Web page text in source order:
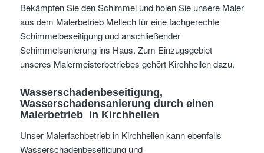
Bekämpfen Sie den Schimmel und holen Sie unsere Maler
aus dem Malerbetrieb Mellech für eine fachgerechte
Schimmelbeseitigung und anschließender
Schimmelsanierung ins Haus. Zum Einzugsgebiet
unseres Malermeisterbetriebes gehört Kirchhellen dazu.
Wasserschadenbeseitigung,
Wasserschadensanierung durch einen
Malerbetrieb in Kirchhellen
Unser Malerfachbetrieb in Kirchhellen kann ebenfalls
Wasserschadenbeseitigung und